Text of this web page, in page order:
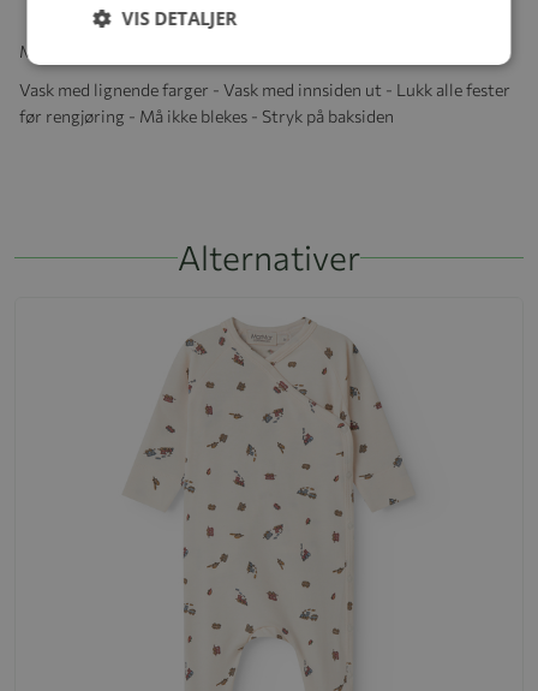
Maskinvask 40°C - Må ikke tørkes i tørketrommel
Vask med lignende farger - Vask med innsiden ut - Lukk alle fester
før rengjøring - Må ikke blekes - Stryk på baksiden
Alternativer
VIS DETALJER